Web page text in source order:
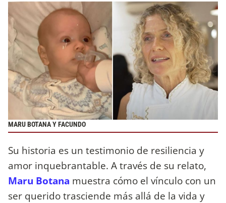
MARU BOTANA Y FACUNDO
Su historia es un testimonio de resiliencia y
amor inquebrantable. A través de su relato,
Maru Botana muestra cómo el vínculo con un
ser querido trasciende más allá de la vida y